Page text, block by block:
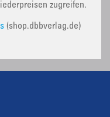
zugreifen.
(shop.dbbverlag.de)